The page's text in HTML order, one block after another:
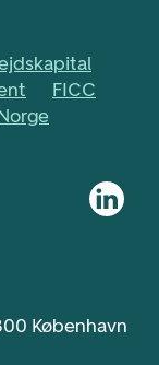
FICC
København